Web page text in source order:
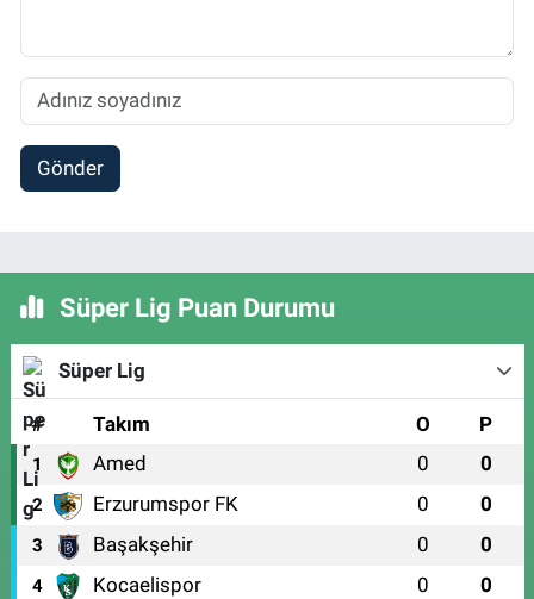
Gönder
Süper Lig Puan Durumu
Süper Lig
# Takım O P
1 Amed 0 0
2 Erzurumspor FK 0 0
3 Başakşehir 0 0
4 Kocaelispor 0 0